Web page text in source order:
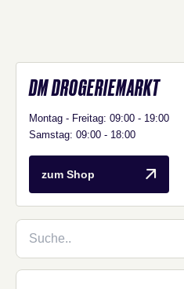
73 Shops verfügbar.
DM DROGERIEMARKT
Montag - Freitag: 09:00 - 19:00
Samstag: 09:00 - 18:00
zum Shop DM Drogeriemarkt